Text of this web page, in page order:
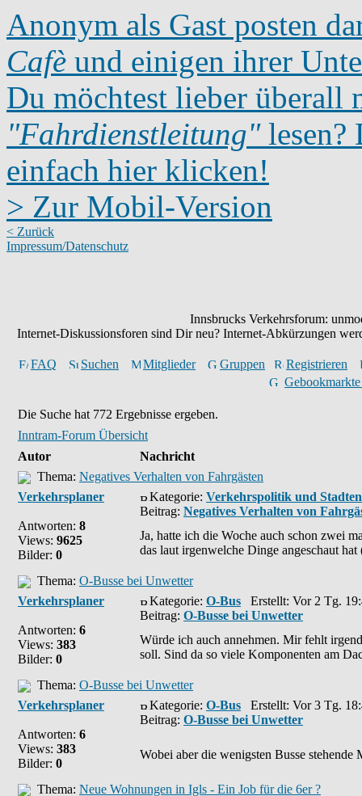
Anonym als Gast posten
Cafè und einigen ihrer
Du möchtest lieber überall
"Fahrdienstleitung"lesen?
einfach hier klicken!
> Zur Mobil-Version
< Zurück
Impressum/Datenschutz
Innsbrucks Verkehrsforum:
Internet-Diskussionsforen sind Dir neu? Internet-Abkürzungen
FAQ Suchen Mitglieder Gruppen
Registrieren
Die Suche hat 772 Ergebnisse ergeben.
Inntram-Forum Übersicht
Autor
Nachricht
Thema: Negatives Verhalten von Fahrgästen
Verkehrsplaner
Antworten: 8
Views: 9625
Bilder: 0
Kategorie: Verkehrspolitik und
Beitrag: Negatives Verhalten von
Ja, hatte ich die Woche auch schon zwei
das laut irgenwelche Dinge angeschaut
Thema: O-Busse bei Unwetter
Verkehrsplaner
Antworten: 6
Views: 383
Bilder: 0
Kategorie: O-Bus Erstellt: Vor 2 Tg.
Beitrag: O-Busse bei Unwetter
Würde ich auch annehmen. Mir fehlt
soll. Sind da so viele Komponenten am
Thema: O-Busse bei Unwetter
Verkehrsplaner
Antworten: 6
Views: 383
Bilder: 0
Kategorie: O-Bus Erstellt: Vor 3 Tg.
Beitrag: O-Busse bei Unwetter
Wobei aber die wenigsten Busse
Thema: Neue Wohnungen in Igls - Ein Job für die 6er ?